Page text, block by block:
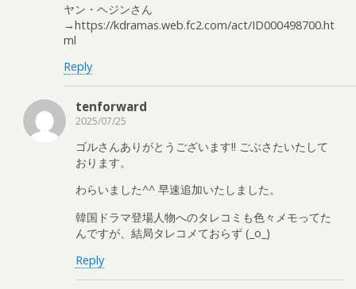
ヤン・ヘジンさん
→https://kdramas.web.fc2.com/act/ID000498700.ht
ml
Reply
tenforward
2025/07/25
ゴルさんありがとうございます!! ごぶさたいたして
おります。
わらいました^^ 早速追加いたしました。
韓国ドラマ登場人物へのタレコミも色々メモってた
んですが、結局タレコメておらず (_o_)
Reply